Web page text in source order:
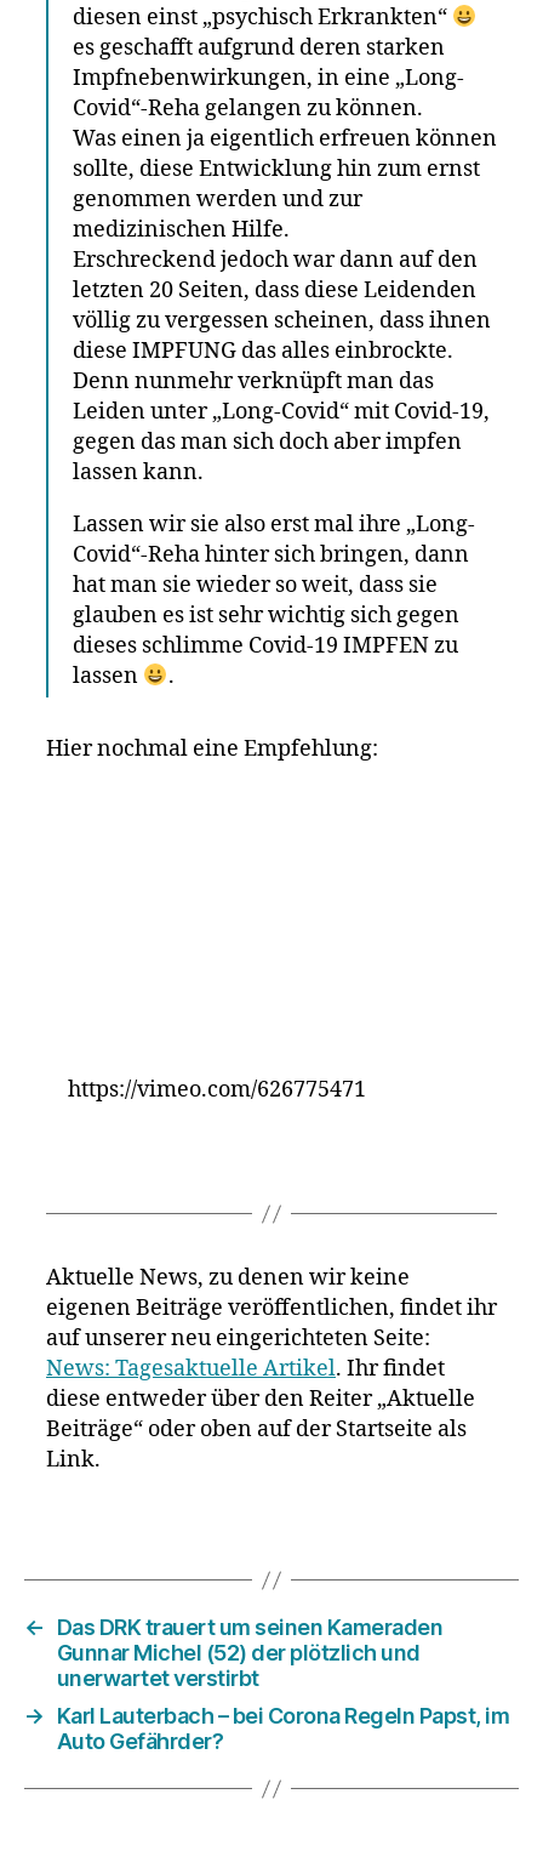
diesen einst „psychisch Erkrankten“
es geschafft aufgrund deren starken
Impfnebenwirkungen, in eine „Long-
Covid“-Reha gelangen zu können.
Was einen ja eigentlich erfreuen können
sollte, diese Entwicklung hin zum ernst
genommen werden und zur
medizinischen Hilfe.
Erschreckend jedoch war dann auf den
letzten 20 Seiten, dass diese Leidenden
völlig zu vergessen scheinen, dass ihnen
diese IMPFUNG das alles einbrockte.
Denn nunmehr verknüpft man das
Leiden unter „Long-Covid“ mit Covid-19,
gegen das man sich doch aber impfen
lassen kann.
Lassen wir sie also erst mal ihre „Long-
Covid“-Reha hinter sich bringen, dann
hat man sie wieder so weit, dass sie
glauben es ist sehr wichtig sich gegen
dieses schlimme Covid-19 IMPFEN zu
lassen
.
Hier nochmal eine Empfehlung:
https://vimeo.com/626775471
Aktuelle News, zu denen wir keine
eigenen Beiträge veröffentlichen, findet ihr
auf unserer neu eingerichteten Seite:
News: Tagesaktuelle Artikel. Ihr findet
diese entweder über den Reiter „Aktuelle
Beiträge“ oder oben auf der Startseite als
Link.
←
Das DRK trauert um seinen Kameraden
Gunnar Michel (52) der plötzlich und
unerwartet verstirbt
→
Karl Lauterbach – bei Corona Regeln Papst, im
Auto Gefährder?